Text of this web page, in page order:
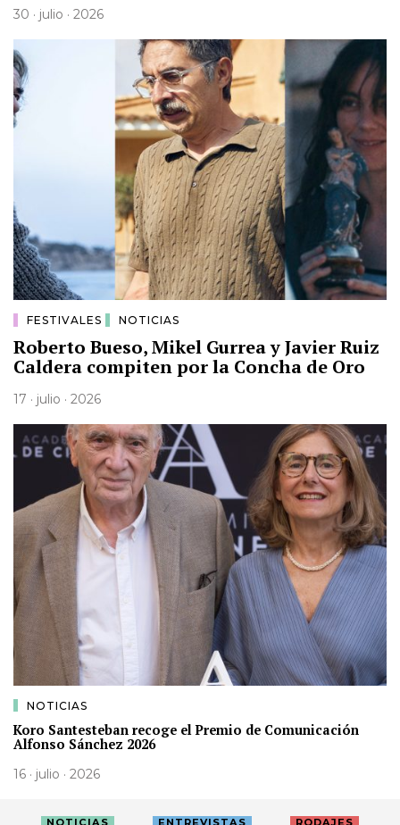
30 · julio · 2026
FESTIVALES NOTICIAS
Roberto Bueso, Mikel Gurrea y Javier Ruiz
Caldera compiten por la Concha de Oro
17 · julio · 2026
NOTICIAS
Koro Santesteban recoge el Premio de Comunicación
Alfonso Sánchez 2026
16 · julio · 2026
NOTICIAS ENTREVISTAS RODAJES